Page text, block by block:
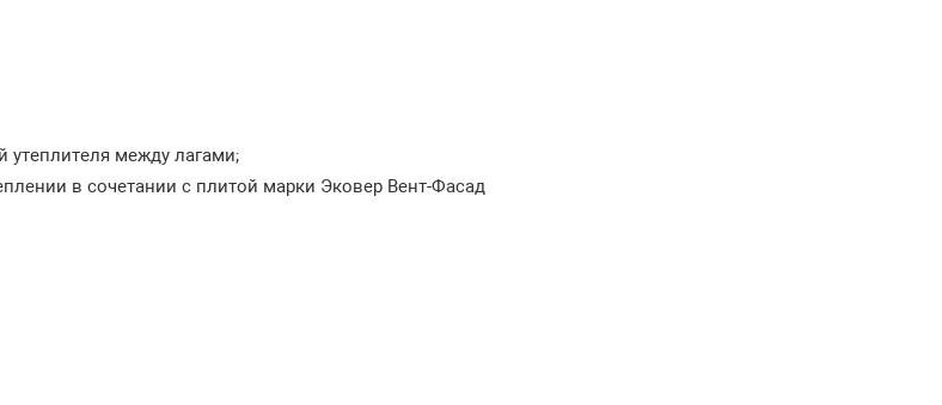
утеплителя между лагами;
в сочетании с плитой марки Эковер Вент-Фасад